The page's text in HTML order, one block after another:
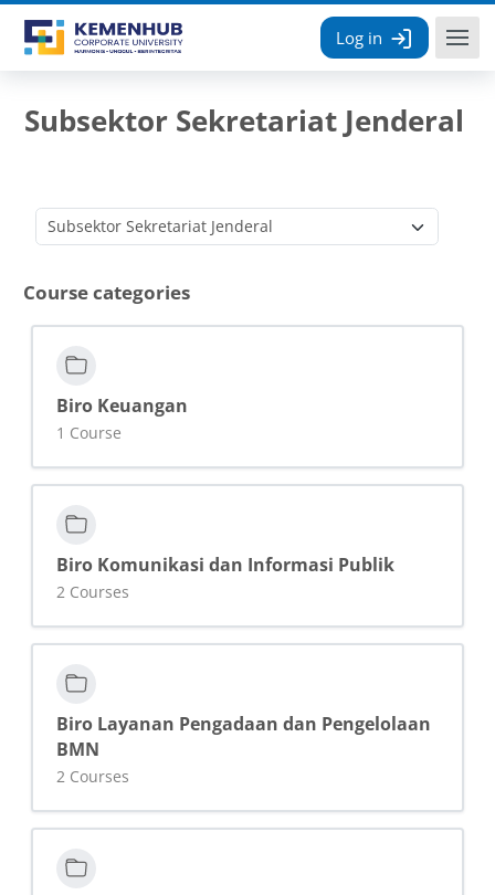
Log in
Subsektor Sekretariat Jenderal
Course categories
Course categories
Biro Keuangan
1 Course
Biro Komunikasi dan Informasi Publik
2 Courses
Biro Layanan Pengadaan dan Pengelolaan
BMN
2 Courses